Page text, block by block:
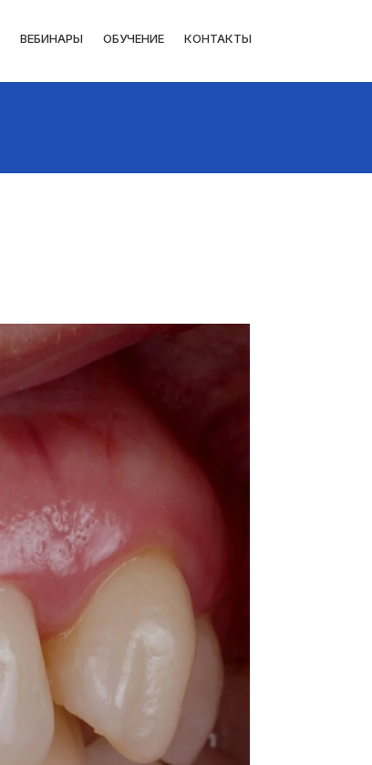
ВЕБИНАРЫ ОБУЧЕНИЕ КОНТАКТЫ